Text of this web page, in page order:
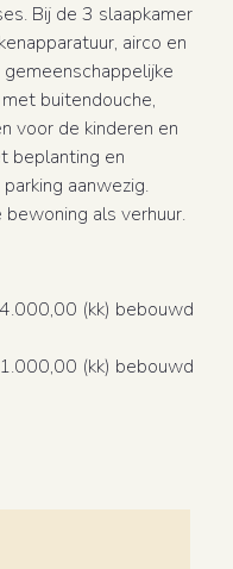
Bij de 3 slaapkamer
airco en
buitendouche,
voor de kinderen en
beplanting en
aanwezig.
als verhuur.
(kk) bebouwd
(kk) bebouwd